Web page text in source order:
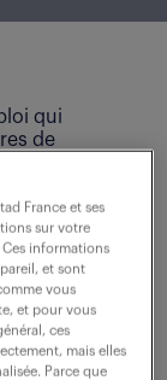
qui
de
France et ses
sur votre
informations
et sont
vous
et pour vous
ces
mais elles
Parce que